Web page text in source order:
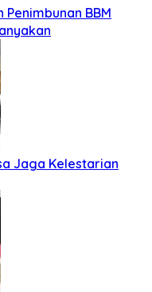
BBM
Jaga Kelestarian